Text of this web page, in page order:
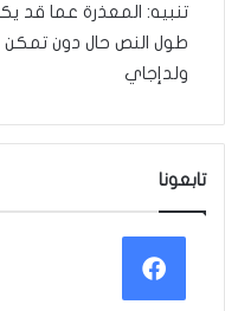
تنبيه: المعذرة عما قد
طول النص حال دون تمكن
ولدإجاي
تابعونا